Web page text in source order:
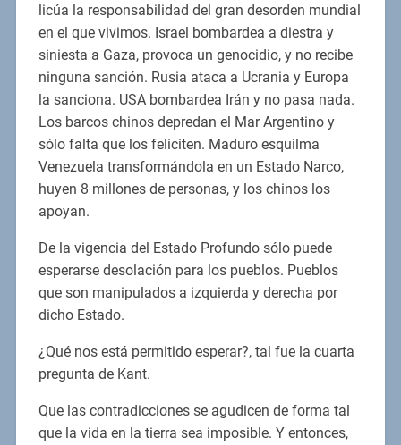
licúa la responsabilidad del gran desorden mundial
en el que vivimos. Israel bombardea a diestra y
siniesta a Gaza, provoca un genocidio, y no recibe
ninguna sanción. Rusia ataca a Ucrania y Europa
la sanciona. USA bombardea Irán y no pasa nada.
Los barcos chinos depredan el Mar Argentino y
sólo falta que los feliciten. Maduro esquilma
Venezuela transformándola en un Estado Narco,
huyen 8 millones de personas, y los chinos los
apoyan.
De la vigencia del Estado Profundo sólo puede
esperarse desolación para los pueblos. Pueblos
que son manipulados a izquierda y derecha por
dicho Estado.
¿Qué nos está permitido esperar?, tal fue la cuarta
pregunta de Kant.
Que las contradicciones se agudicen de forma tal
que la vida en la tierra sea imposible. Y entonces,